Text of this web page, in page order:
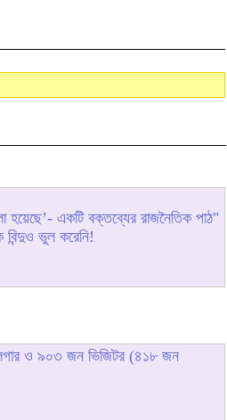
একটি বক্তব্যের রাজনৈতিক পাঠ"
বিন্দুও ভুল করেনি!
ও ৯০৩ জন ভিজিটর (৪১৮ জন